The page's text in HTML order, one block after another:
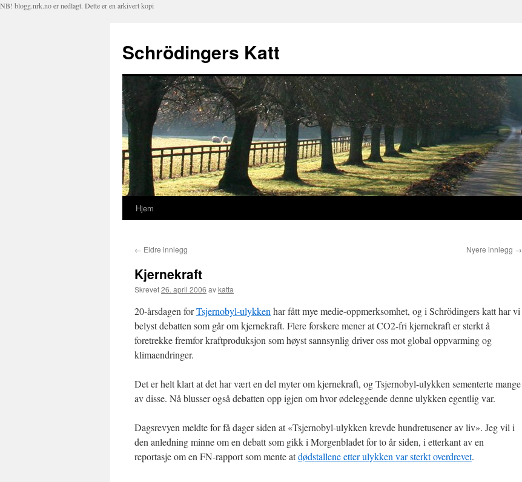
NB! blogg.nrk.no er nedlagt. Dette er en arkivert kopi
Schrödingers Katt
Hopp
innhold
Hjem
← Eldre innlegg Nyere innlegg →
Kjernekraft
Skrevet26. april 2006 avkatta
20-årsdagen forTsjernobyl-ulykken har fått mye medie-oppmerksomhet, og i Schrödingers katt har vi
belyst debatten som går om kjernekraft. Flere forskere mener at CO2-fri kjernekraft er sterkt å
foretrekke fremfor kraftproduksjon som høyst sannsynlig driver oss mot global oppvarming og
klimaendringer.
Det er helt klart at det har vært en del myter om kjernekraft, og Tsjernobyl-ulykken sementerte mange
av disse. Nå blusser også debatten opp igjen om hvor ødeleggende denne ulykken egentlig var.
Dagsrevyen meldte for få dager siden at «Tsjernobyl-ulykken krevde hundretusener av liv». Jeg vil i
den anledning minne om en debatt som gikk i Morgenbladet for to år siden, i etterkant av en
reportasje om en FN-rapport som mente atdødstallene etter ulykken var sterkt overdrevet.